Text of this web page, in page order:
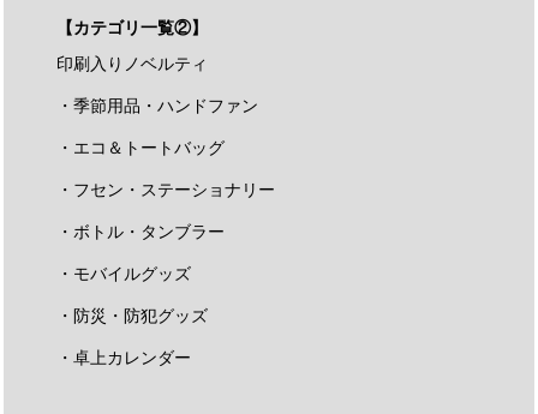
【カテゴリ一覧②】
印刷入りノベルティ
・季節用品・ハンドファン
・エコ＆トートバッグ
・フセン・ステーショナリー
・ボトル・タンブラー
・モバイルグッズ
・防災・防犯グッズ
・卓上カレンダー